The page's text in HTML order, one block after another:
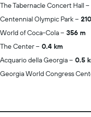
The Tabernacle Concert Hall
Centennial Olympic Park
World of Coca-Cola
356 m
The Center
0.4 km
Acquario della Georgia
0.5
Georgia World Congress